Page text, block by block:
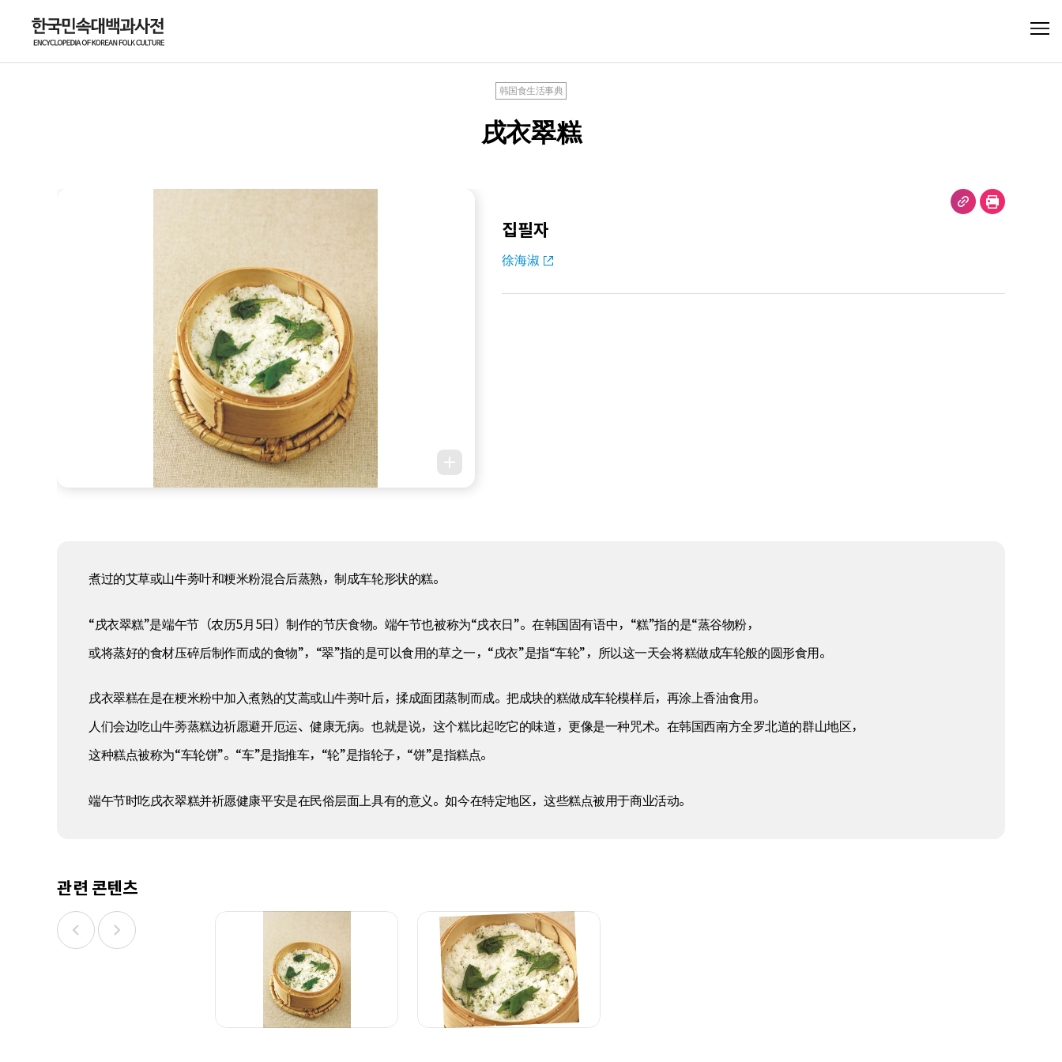
韩国食生活事典
戌衣翠糕
집필자
徐海淑
煮过的艾草或山牛蒡叶和粳米粉混合后蒸熟，制成车轮形状的糕。
“戌衣翠糕”是端午节（农历5月5日）制作的节庆食物。端午节也被称为“戌衣日”。在韩国固有语中，“糕”指的是“蒸谷物粉，
或将蒸好的食材压碎后制作而成的食物”，“翠”指的是可以食用的草之一，“戌衣”是指“车轮”，所以这一天会将糕做成车轮般的圆形食用。
戌衣翠糕在是在粳米粉中加入煮熟的艾蒿或山牛蒡叶后，揉成面团蒸制而成。把成块的糕做成车轮模样后，再涂上香油食用。
人们会边吃山牛蒡蒸糕边祈愿避开厄运、健康无病。也就是说，这个糕比起吃它的味道，更像是一种咒术。在韩国西南方全罗北道的群山地区，
这种糕点被称为“车轮饼”。“车”是指推车，“轮”是指轮子，“饼”是指糕点。
端午节时吃戌衣翠糕并祈愿健康平安是在民俗层面上具有的意义。如今在特定地区，这些糕点被用于商业活动。
관련 콘텐츠